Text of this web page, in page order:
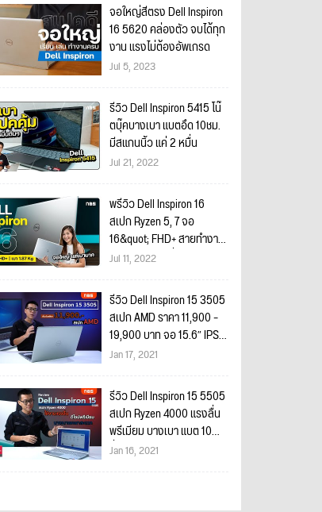
จอใหญ่สีตรง Dell Inspiron
16 5620 คล่องตัว จบได้ทุก
งาน แรงไม่ต้องอัพเกรด
Jul 5, 2023
รีวิว Dell Inspiron 5415 โน๊
ตบุ๊คบางเบา แบตอึด 10ชม.
มีสแกนนิ้ว แค่ 2 หมื่น
Jul 21, 2022
พรีวิว Dell Inspiron 16
สเปก Ryzen 5, 7 จอ
16&quot; FHD+ สายทำงาน
บางเบาครบเครื่อง
Jul 11, 2022
รีวิว Dell Inspiron 15 3505
สเปก AMD ราคา 11,900 –
19,900 บาท จอ 15.6″ IPS
ประกัน 2 ปี On-Site
Jan 17, 2021
รีวิว Dell Inspiron 15 5505
สเปก Ryzen 4000 แรงลื่น
พรีเมียม บางเบา แบต 10
ชั่วโมง เริ่ม 23,990 บาท
Jan 16, 2021